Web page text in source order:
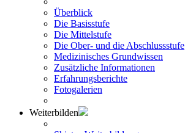
Überblick
Die Basisstufe
Die Mittelstufe
Die Ober- und die Abschlussstufe
Medizinisches Grundwissen
Zusätzliche Informationen
Erfahrungsberichte
Fotogalerien
Weiterbilden